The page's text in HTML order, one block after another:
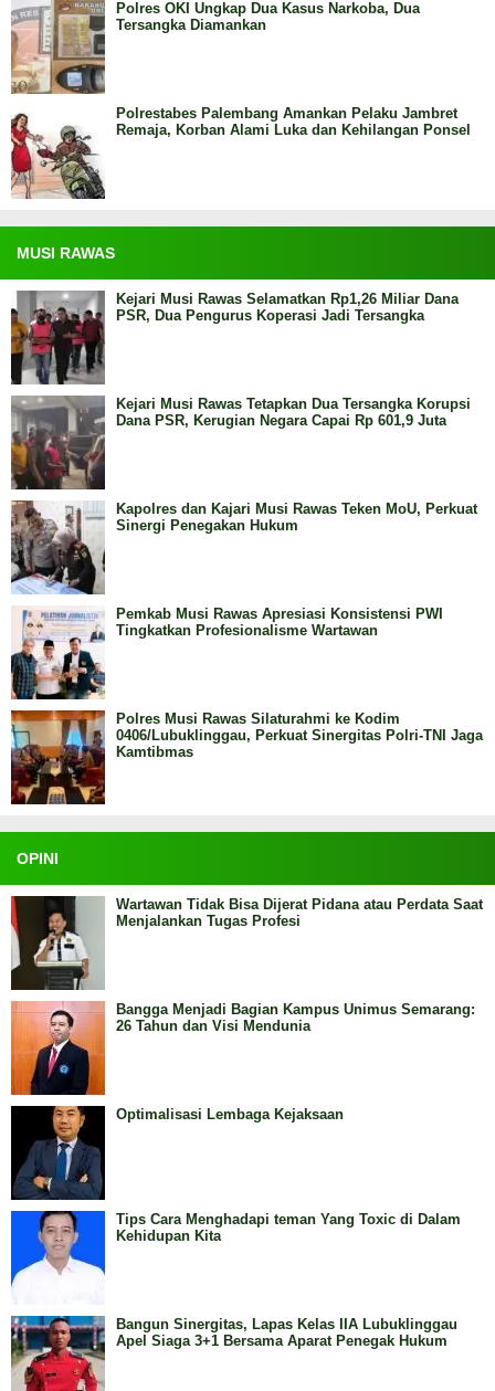
Polres OKI Ungkap Dua Kasus Narkoba, Dua
Tersangka Diamankan
Polrestabes Palembang Amankan Pelaku Jambret
Remaja, Korban Alami Luka dan Kehilangan Ponsel
MUSI RAWAS
Kejari Musi Rawas Selamatkan Rp1,26 Miliar Dana
PSR, Dua Pengurus Koperasi Jadi Tersangka
Kejari Musi Rawas Tetapkan Dua Tersangka Korupsi
Dana PSR, Kerugian Negara Capai Rp 601,9 Juta
Kapolres dan Kajari Musi Rawas Teken MoU, Perkuat
Sinergi Penegakan Hukum
Pemkab Musi Rawas Apresiasi Konsistensi PWI
Tingkatkan Profesionalisme Wartawan
Polres Musi Rawas Silaturahmi ke Kodim
0406/Lubuklinggau, Perkuat Sinergitas Polri-TNI Jaga
Kamtibmas
OPINI
Wartawan Tidak Bisa Dijerat Pidana atau Perdata Saat
Menjalankan Tugas Profesi
Bangga Menjadi Bagian Kampus Unimus Semarang:
26 Tahun dan Visi Mendunia
Optimalisasi Lembaga Kejaksaan
Tips Cara Menghadapi teman Yang Toxic di Dalam
Kehidupan Kita
Bangun Sinergitas, Lapas Kelas IIA Lubuklinggau
Apel Siaga 3+1 Bersama Aparat Penegak Hukum